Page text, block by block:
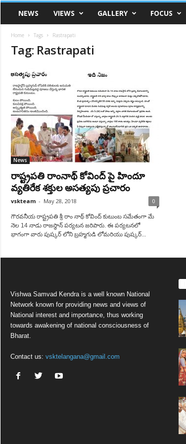
VSK
TelanganaNEWS VIEWS GALLERY FOCUS
Home Tags Rastrapati
Tag: Rastrapati
News
రాష్ట్రపతి రాంనాథ్ కోవింద్ పై హిందూ
వ్యతిరేక శక్తుల అసత్యపు ప్రచారం
vskteam - May 28, 2018 0
గౌరవనీయ రాష్ట్రపతి శ్రీ రాం నాథ్ కోవింద్ కుటుంబ సమేతంగా మే
నెల 14 నాడు రాజస్థాన్ పర్యటన జరిపారు. ఈ పర్యటనలో
భాగంగా వారు పుష్కర్ లోని బ్రహ్మగుడి లోమరియు పుష్కర్...
Vishwa Samvad Kendra is a well known National
Network known for providing news and views of
National interest and importance, thus working
towards awakening of national consciousness of
Bharat.
Contact us: vsktelangana@gmail.com